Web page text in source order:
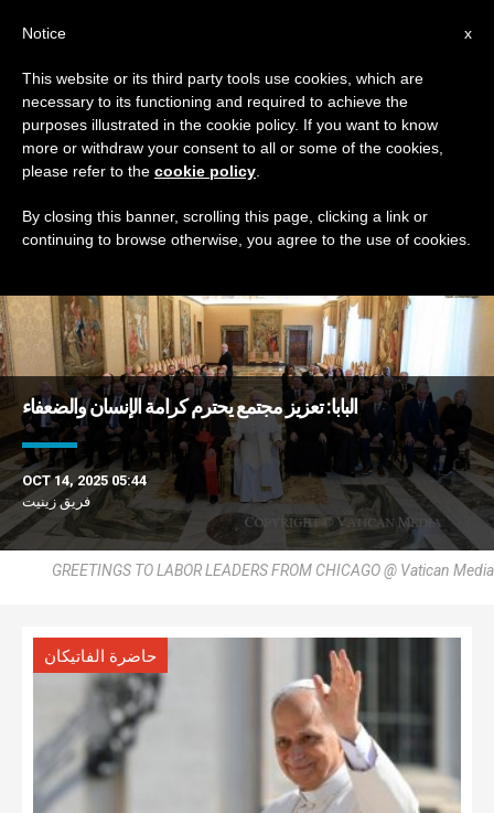
TAG
Posts Tagged ‘عمال’
DERNIÈRES NOUVELLES
البابا: تعزيز مجتمع يحترم كرامة الإنسان والضعفاء
OCT 14, 2025 05:44
فريق زينيت
GREETINGS TO LABOR LEADERS FROM CHICAGO @ Vatican Media
حاضرة الفاتيكان
x
Notice
This website or its third party tools use cookies, which are
necessary to its functioning and required to achieve the
purposes illustrated in the cookie policy. If you want to know
more or withdraw your consent to all or some of the cookies,
please refer to the cookie policy
By closing this banner, scrolling this page, clicking a link or
continuing to browse otherwise, you agree to the use of cookies.